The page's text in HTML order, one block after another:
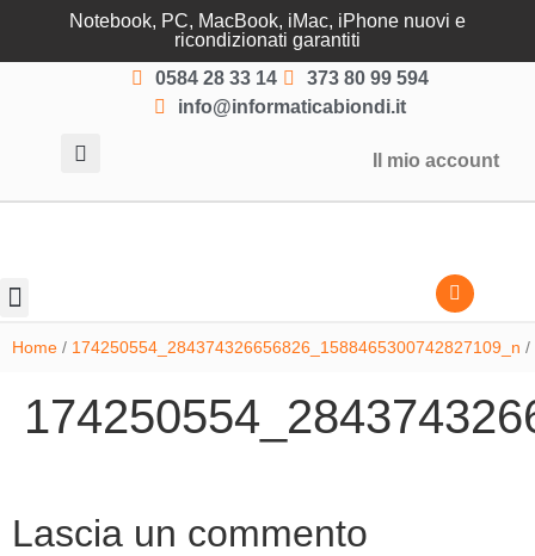
Notebook, PC, MacBook, iMac, iPhone nuovi e
ricondizionati garantiti
0584 28 33 14
373 80 99 594
info@informaticabiondi.it
Il mio account
Home / 174250554_284374326656826_1588465300742827109_n /
Lascia un commento